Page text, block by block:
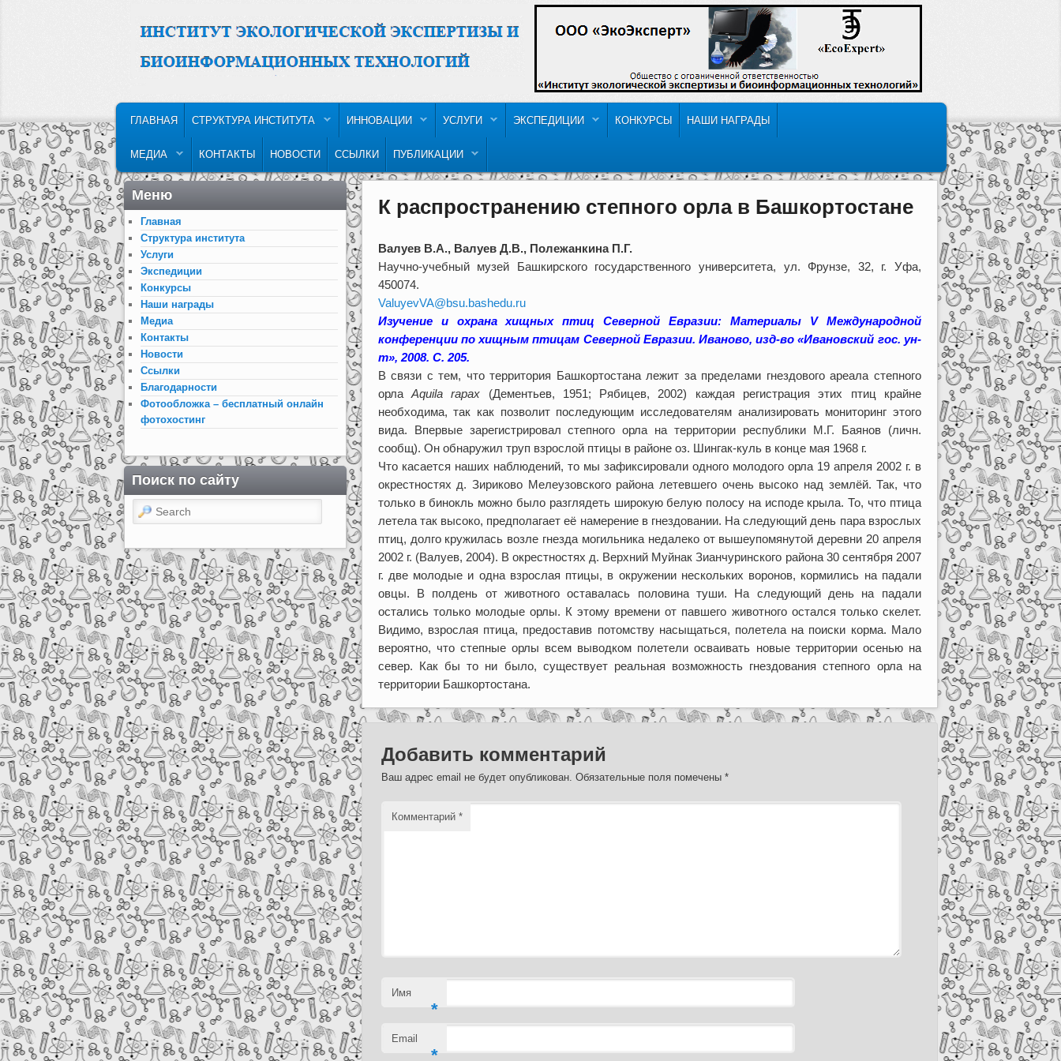
SKIP TO PRIMARY CONTENT
SKIP TO SECONDARY CONTENT
ГЛАВНАЯ СТРУКТУРА ИНСТИТУТА ИННОВАЦИИ УСЛУГИ ЭКСПЕДИЦИИ КОНКУРСЫ НАШИ НАГРАДЫ
МЕДИА КОНТАКТЫ НОВОСТИ ССЫЛКИ ПУБЛИКАЦИИ
К распространению степного орла в Башкортостане
Валуев В.А., Валуев Д.В., Полежанкина П.Г.
Научно-учебный музей Башкирского государственного университета, ул. Фрунзе, 32, г. Уфа,
450074.
ValuyevVA@bsu.bashedu.ru
Изучение и охрана хищных птиц Северной Евразии: Материалы V Международной
конференции по хищным птицам Северной Евразии. Иваново, изд-во «Ивановский гос. ун-
т», 2008. С. 205.
В связи с тем, что территория Башкортостана лежит за пределами гнездового ареала степного
орлаAquila rapax (Дементьев, 1951; Рябицев, 2002) каждая регистрация этих птиц крайне
необходима, так как позволит последующим исследователям анализировать мониторинг этого
вида. Впервые зарегистрировал степного орла на территории республики М.Г. Баянов (личн.
сообщ). Он обнаружил труп взрослой птицы в районе оз. Шингак-куль в конце мая 1968 г.
Что касается наших наблюдений, то мы зафиксировали одного молодого орла 19 апреля 2002 г. в
окрестностях д. Зириково Мелеузовского района летевшего очень высоко над землёй. Так, что
только в бинокль можно было разглядеть широкую белую полосу на исподе крыла. То, что птица
летела так высоко, предполагает её намерение в гнездовании. На следующий день пара взрослых
птиц, долго кружилась возле гнезда могильника недалеко от вышеупомянутой деревни 20 апреля
2002 г. (Валуев, 2004). В окрестностях д. Верхний Муйнак Зианчуринского района 30 сентября 2007
г. две молодые и одна взрослая птицы, в окружении нескольких воронов, кормились на падали
овцы. В полдень от животного оставалась половина туши. На следующий день на падали
остались только молодые орлы. К этому времени от павшего животного остался только скелет.
Видимо, взрослая птица, предоставив потомству насыщаться, полетела на поиски корма. Мало
вероятно, что степные орлы всем выводком полетели осваивать новые территории осенью на
север. Как бы то ни было, существует реальная возможность гнездования степного орла на
территории Башкортостана.
Добавить комментарий
Ваш адрес email не будет опубликован. Обязательные поля помечены*
Комментарий*
Имя
*
Email
*
Меню
Главная
Структура института
Услуги
Экспедиции
Конкурсы
Наши награды
Медиа
Контакты
Новости
Ссылки
Благодарности
Фотообложка – бесплатный онлайн
фотохостинг
Поиск по сайту
Search